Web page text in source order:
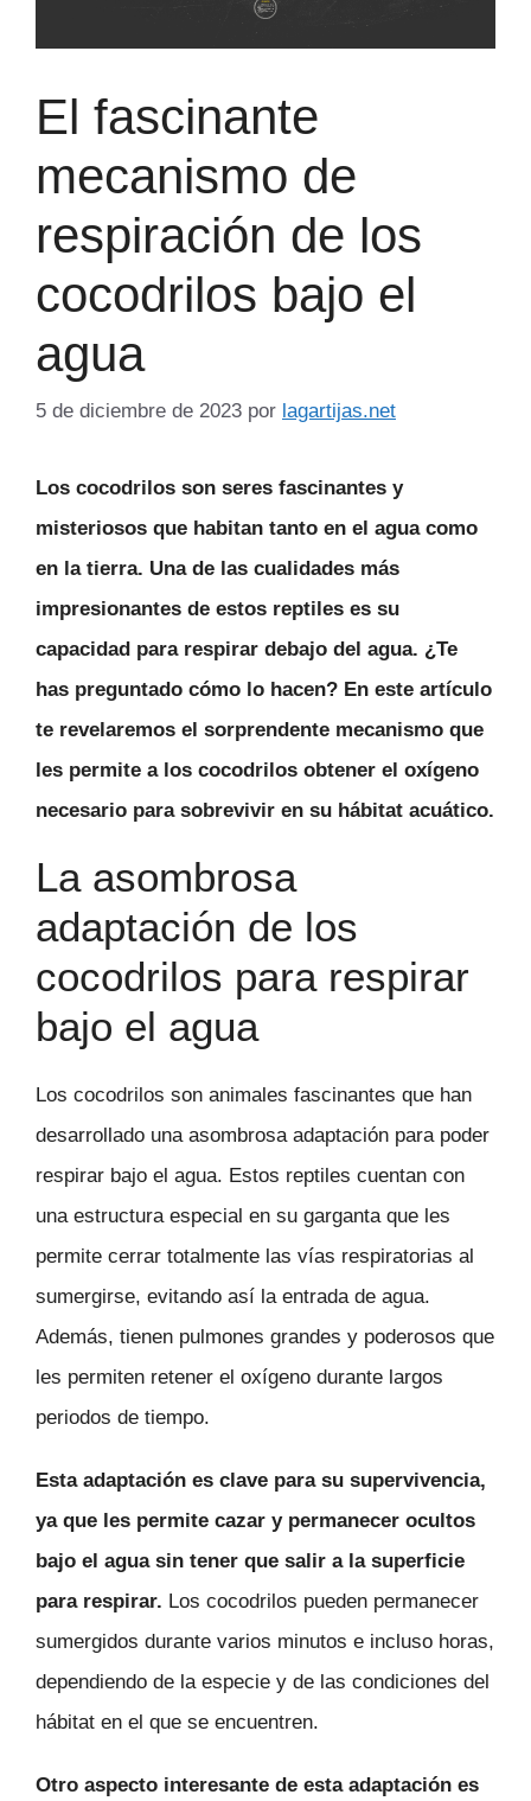
El fascinante
mecanismo de
respiración de los
cocodrilos bajo el
agua
5 de diciembre de 2023 por lagartijas.net
Los cocodrilos son seres fascinantes y
misteriosos que habitan tanto en el agua como
en la tierra. Una de las cualidades más
impresionantes de estos reptiles es su
capacidad para respirar debajo del agua. ¿Te
has preguntado cómo lo hacen? En este artículo
te revelaremos el sorprendente mecanismo que
les permite a los cocodrilos obtener el oxígeno
necesario para sobrevivir en su hábitat acuático.
La asombrosa
adaptación de los
cocodrilos para respirar
bajo el agua
Los cocodrilos son animales fascinantes que han
desarrollado una asombrosa adaptación para poder
respirar bajo el agua. Estos reptiles cuentan con
una estructura especial en su garganta que les
permite cerrar totalmente las vías respiratorias al
sumergirse, evitando así la entrada de agua.
Además, tienen pulmones grandes y poderosos que
les permiten retener el oxígeno durante largos
periodos de tiempo.
Esta adaptación es clave para su supervivencia,
ya que les permite cazar y permanecer ocultos
bajo el agua sin tener que salir a la superficie
para respirar. Los cocodrilos pueden permanecer
sumergidos durante varios minutos e incluso horas,
dependiendo de la especie y de las condiciones del
hábitat en el que se encuentren.
Otro aspecto interesante de esta adaptación es